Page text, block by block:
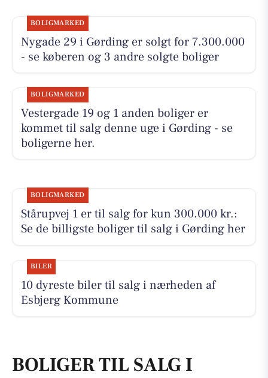
BOLIGMARKED
Nygade 29 i Gørding er solgt for 7.300.000
- se køberen og 3 andre solgte boliger
BOLIGMARKED
Vestergade 19 og 1 anden boliger er
kommet til salg denne uge i Gørding - se
boligerne her.
BOLIGMARKED
Stårupvej 1 er til salg for kun 300.000 kr.:
Se de billigste boliger til salg i Gørding her
BILER
10 dyreste biler til salg i nærheden af
Esbjerg Kommune
BOLIGER TIL SALG I